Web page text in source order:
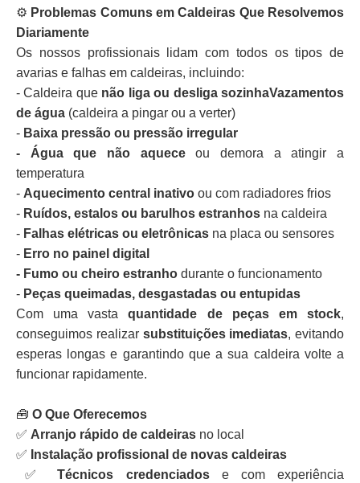
⚙️ Problemas Comuns em Caldeiras Que Resolvemos
Diariamente
Os nossos profissionais lidam com todos os tipos de
avarias e falhas em caldeiras, incluindo:
- Caldeira que não liga ou desliga sozinhaVazamentos
de água (caldeira a pingar ou a verter)
- Baixa pressão ou pressão irregular
- Água que não aqueceou demora a atingir a
temperatura
- Aquecimento central inativo ou com radiadores frios
- Ruídos, estalos ou barulhos estranhos na caldeira
- Falhas elétricas ou eletrônicas na placa ou sensores
- Erro no painel digital
- Fumo ou cheiro estranho durante o funcionamento
- Peças queimadas, desgastadas ou entupidas
Com uma vastaquantidade de peças em stock,
conseguimos realizar substituições imediatas, evitando
esperas longas e garantindo que a sua caldeira volte a
funcionar rapidamente.
🧰 O Que Oferecemos
✅ Arranjo rápido de caldeiras no local
✅ Instalação profissional de novas caldeiras
✅Técnicos credenciadose com experiência